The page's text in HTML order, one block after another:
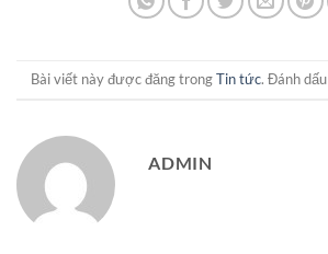
Bài viết này được đăng trongTin tức. Đánh dấu
ADMIN